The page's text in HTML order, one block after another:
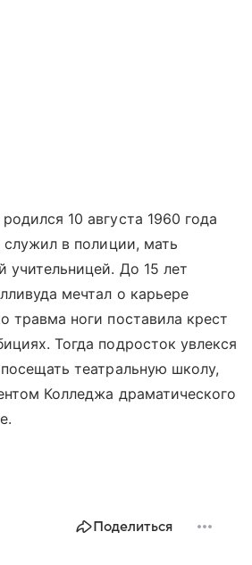
10 августа 1960 года
служил в полиции, мать
учительницей. До 15 лет
мечтал о карьере
травма ноги поставила крест
Тогда подросток увлекся
театральную школу,
Колледжа драматического
Поделиться